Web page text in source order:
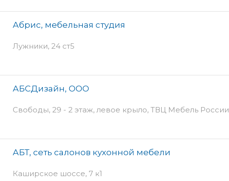
Абрис, мебельная студия
Лужники, 24 ст5
АБСДизайн, ООО
Свободы, 29 - 2 этаж, левое крыло, ТВЦ Мебель России
АБТ, сеть салонов кухонной мебели
Каширское шоссе, 7 к1